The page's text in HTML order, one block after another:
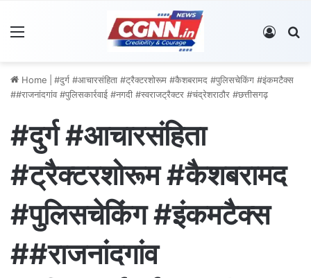
Log In
Home
#दुर्ग #आचारसंहिता #ट्रैक्टरशोरूम #कैशबरामद #पुलिसचेकिंग #इंकमटैक्स
##राजनांदगांव #पुलिसकार्रवाई #नगदी #स्वराजट्रैक्टर #चंद्रेशराठौर #छत्तीसगढ़
#दुर्ग #आचारसंहिता
#ट्रैक्टरशोरूम #कैशबरामद
#पुलिसचेकिंग #इंकमटैक्स
##राजनांदगांव